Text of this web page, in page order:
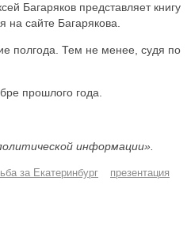
Багаряков представляет книгу
на сайте Багарякова.
полгода. Тем не менее, судя по
прошлого года.
информации».
за Екатеринбург
презентация